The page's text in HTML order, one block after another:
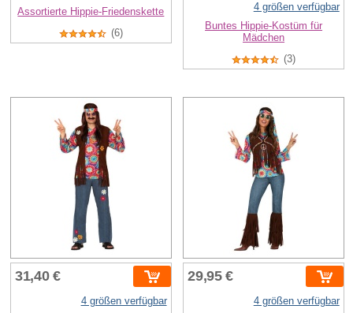
Assortierte Hippie-Friedenskette
(6)
4 größen verfügbar
Buntes Hippie-Kostüm für
Mädchen
(3)
31,40 €
4 größen verfügbar
29,95 €
4 größen verfügbar